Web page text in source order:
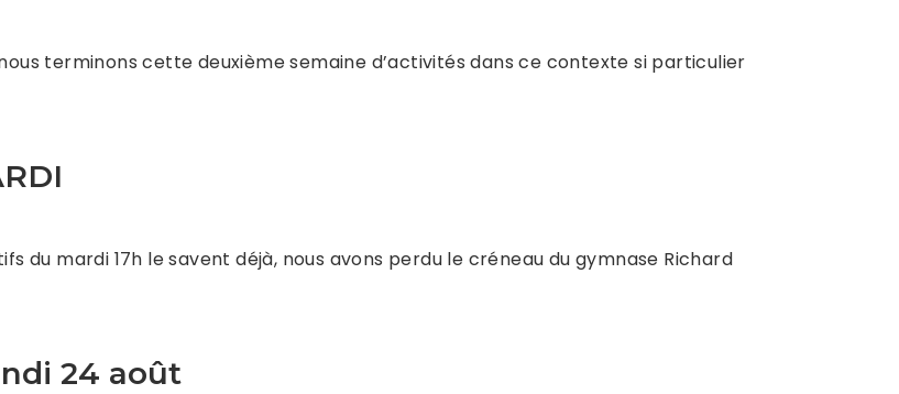
terminons cette deuxième semaine d’activités dans ce contexte si particulier
du mardi 17h le savent déjà, nous avons perdu le créneau du gymnase Richard
24 août